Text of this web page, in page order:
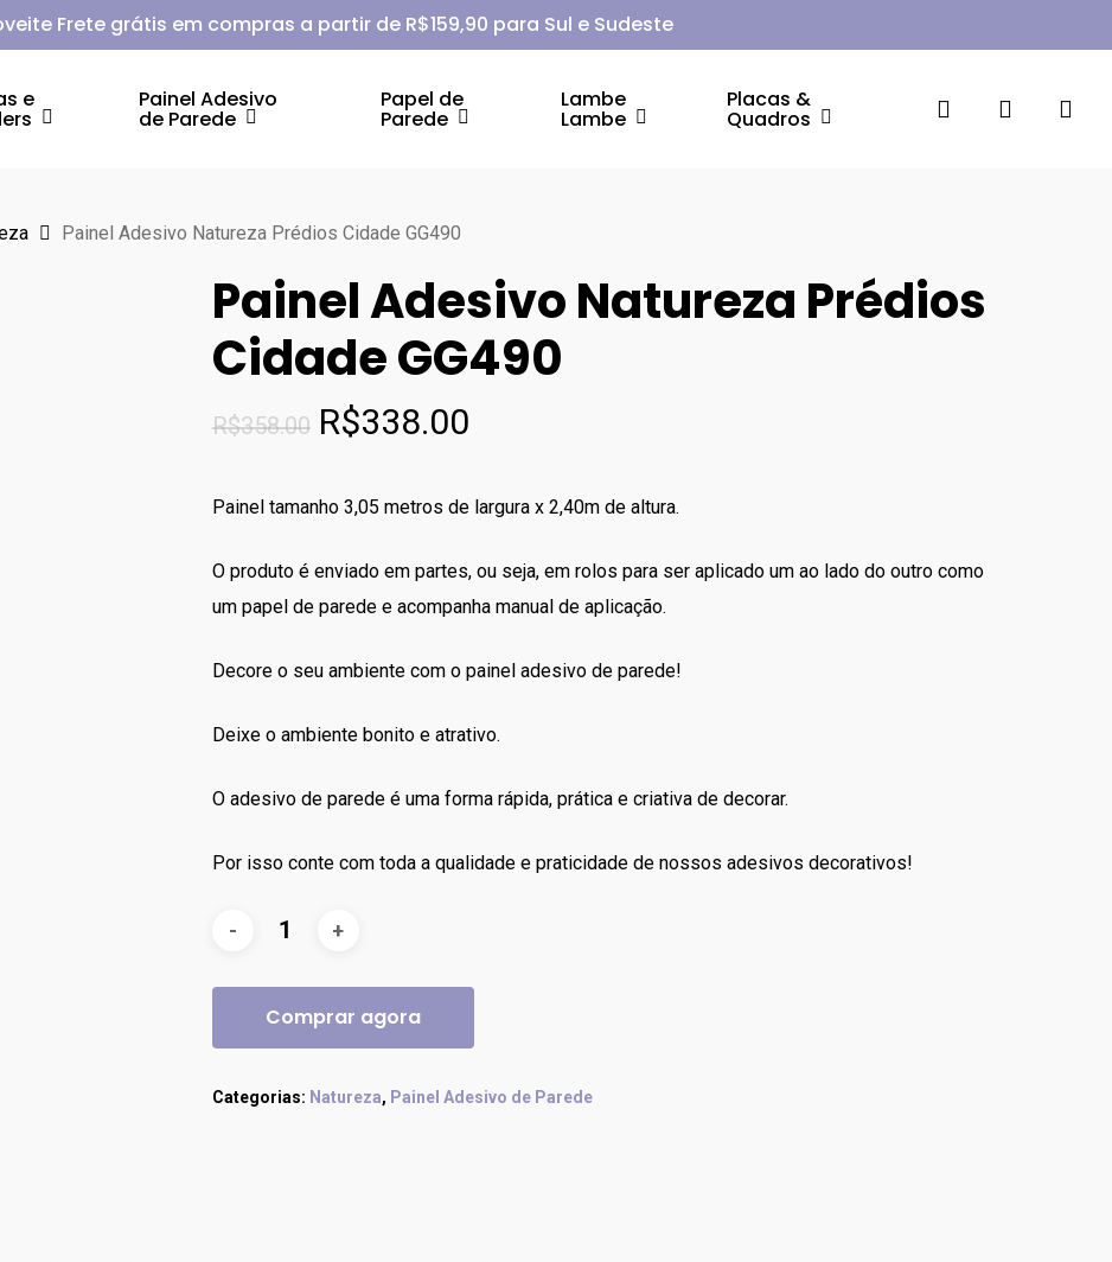
Frete grátis em compras a partir de R$159,90 para Sul e Sudeste
e Painel Adesivo
de Parede
Papel de
Parede
Lambe
Lambe
Placas &
Quadros search account
Painel Adesivo Natureza Prédios Cidade GG490
Painel Adesivo Natureza Prédios
Cidade GG490
R$358.00 O
original
era:
R$358.00.
R$338.00O
atual
é:
R$338.00.
Painel tamanho 3,05 metros de largura x 2,40m de altura.
O produto é enviado em partes, ou seja, em rolos para ser aplicado um ao lado do outro como
um papel de parede e acompanha manual de aplicação.
Decore o seu ambiente com o painel adesivo de parede!
Deixe o ambiente bonito e atrativo.
O adesivo de parede é uma forma rápida, prática e criativa de decorar.
Por isso conte com toda a qualidade e praticidade de nossos adesivos decorativos!
Comprar agora
Categorias: Natureza, Painel Adesivo de Parede